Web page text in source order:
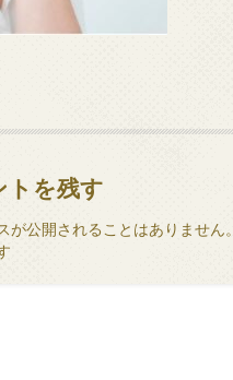
トを残す
が公開されることはありません。